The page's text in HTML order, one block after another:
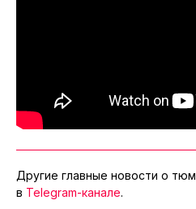
Другие главные новости о
в Telegram-канале.